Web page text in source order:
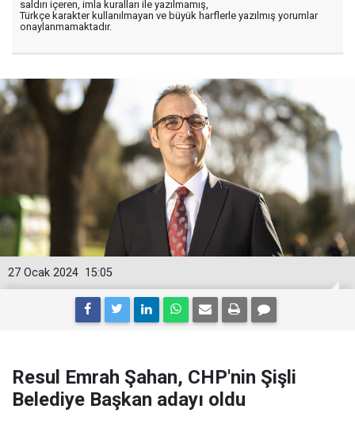
saldırı içeren, imla kuralları ile yazılmamış,
Türkçe karakter kullanılmayan ve büyük harflerle yazılmış yorumlar
onaylanmamaktadır.
15:05
27 Ocak 2024
Resul Emrah Şahan, CHP'nin Şişli
Belediye Başkan adayı oldu